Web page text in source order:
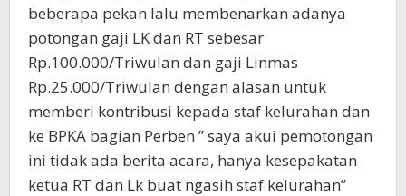
beberapa pekan lalu membenarkan adanya
potongan gaji LK dan RT sebesar
Rp.100.000/Triwulan dan gaji Linmas
Rp.25.000/Triwulan dengan alasan untuk
memberi kontribusi kepada staf kelurahan dan
ke BPKA bagian Perben ” saya akui pemotongan
ini tidak ada berita acara, hanya kesepakatan
ketua RT dan Lk buat ngasih staf kelurahan”